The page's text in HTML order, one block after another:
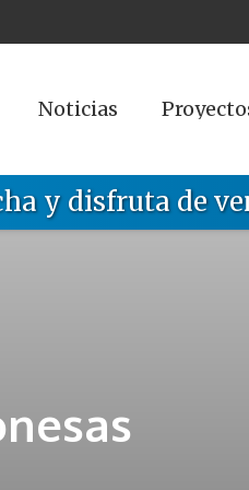
Noticias
y disfruta de